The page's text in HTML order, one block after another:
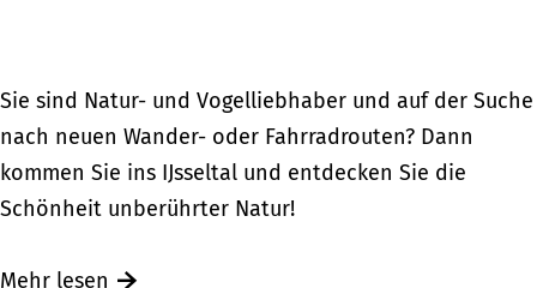
ü
h
e
n
h
a
f
t
E
i
n
U
l
Sie sind Natur- und Vogelliebhaber und auf der Suche
nach neuen Wander- oder Fahrradrouten? Dann
kommen Sie ins IJsseltal und entdecken Sie die
Schönheit unberührter Natur!
Mehr lesen Ü